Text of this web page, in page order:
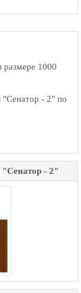
размере 1000
"Сенатор - 2" по
- 2"